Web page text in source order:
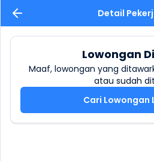
Detail
Lowongan
Maaf, lowongan yang
atau sudah
Cari Lowongan